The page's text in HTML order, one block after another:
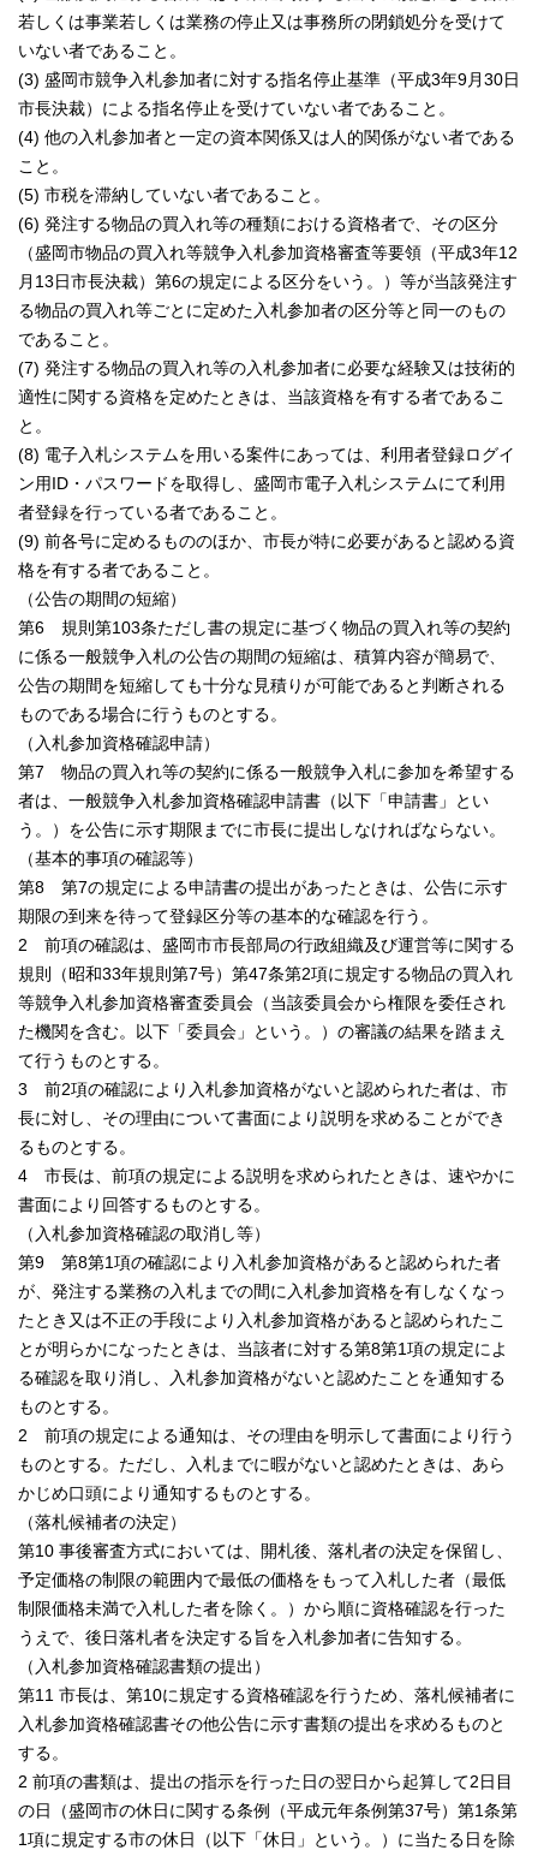
若しくは事業若しくは業務の停止又は事務所の閉鎖処分を受けて
いない者であること。
(3) 盛岡市競争入札参加者に対する指名停止基準（平成3年9月30日
市長決裁）による指名停止を受けていない者であること。
(4) 他の入札参加者と一定の資本関係又は人的関係がない者である
こと。
(5) 市税を滞納していない者であること。
(6) 発注する物品の買入れ等の種類における資格者で、その区分
（盛岡市物品の買入れ等競争入札参加資格審査等要領（平成3年12
月13日市長決裁）第6の規定による区分をいう。）等が当該発注す
る物品の買入れ等ごとに定めた入札参加者の区分等と同一のもの
であること。
(7) 発注する物品の買入れ等の入札参加者に必要な経験又は技術的
適性に関する資格を定めたときは、当該資格を有する者であるこ
と。
(8) 電子入札システムを用いる案件にあっては、利用者登録ログイ
ン用ID・パスワードを取得し、盛岡市電子入札システムにて利用
者登録を行っている者であること。
(9) 前各号に定めるもののほか、市長が特に必要があると認める資
格を有する者であること。
（公告の期間の短縮）
第6 規則第103条ただし書の規定に基づく物品の買入れ等の契約
に係る一般競争入札の公告の期間の短縮は、積算内容が簡易で、
公告の期間を短縮しても十分な見積りが可能であると判断される
ものである場合に行うものとする。
（入札参加資格確認申請）
第7 物品の買入れ等の契約に係る一般競争入札に参加を希望する
者は、一般競争入札参加資格確認申請書（以下「申請書」とい
う。）を公告に示す期限までに市長に提出しなければならない。
（基本的事項の確認等）
第8 第7の規定による申請書の提出があったときは、公告に示す
期限の到来を待って登録区分等の基本的な確認を行う。
2 前項の確認は、盛岡市市長部局の行政組織及び運営等に関する
規則（昭和33年規則第7号）第47条第2項に規定する物品の買入れ
等競争入札参加資格審査委員会（当該委員会から権限を委任され
た機関を含む。以下「委員会」という。）の審議の結果を踏まえ
て行うものとする。
3 前2項の確認により入札参加資格がないと認められた者は、市
長に対し、その理由について書面により説明を求めることができ
るものとする。
4 市長は、前項の規定による説明を求められたときは、速やかに
書面により回答するものとする。
（入札参加資格確認の取消し等）
第9 第8第1項の確認により入札参加資格があると認められた者
が、発注する業務の入札までの間に入札参加資格を有しなくなっ
たとき又は不正の手段により入札参加資格があると認められたこ
とが明らかになったときは、当該者に対する第8第1項の規定によ
る確認を取り消し、入札参加資格がないと認めたことを通知する
ものとする。
2 前項の規定による通知は、その理由を明示して書面により行う
ものとする。ただし、入札までに暇がないと認めたときは、あら
かじめ口頭により通知するものとする。
（落札候補者の決定）
第10 事後審査方式においては、開札後、落札者の決定を保留し、
予定価格の制限の範囲内で最低の価格をもって入札した者（最低
制限価格未満で入札した者を除く。）から順に資格確認を行った
うえで、後日落札者を決定する旨を入札参加者に告知する。
（入札参加資格確認書類の提出）
第11 市長は、第10に規定する資格確認を行うため、落札候補者に
入札参加資格確認書その他公告に示す書類の提出を求めるものと
する。
2 前項の書類は、提出の指示を行った日の翌日から起算して2日目
の日（盛岡市の休日に関する条例（平成元年条例第37号）第1条第
1項に規定する市の休日（以下「休日」という。）に当たる日を除